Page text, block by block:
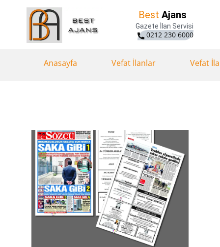
Best Ajans
Gazete İlan Servisi
0212 230 6000
Anasayfa Vefat İlanlar Vefat